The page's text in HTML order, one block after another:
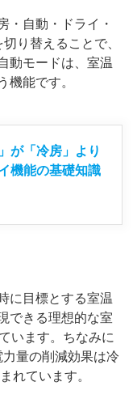
・自動・ドライ・
り替えることで、
動モードは、室温
機能です。
が「冷房」より
機能の基礎知識
に目標とする室温
できる理想的な室
います。ちなみに
量の削減効果は冷
れています。